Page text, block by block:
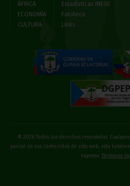
ÁFRICA
ECONOMÍA
CULTURA
Estadísticas INEGE
Fototeca
Links
© 2026 Todos los derechos reservados.
parcial de los contenidos de esta web, está
expreso Términos